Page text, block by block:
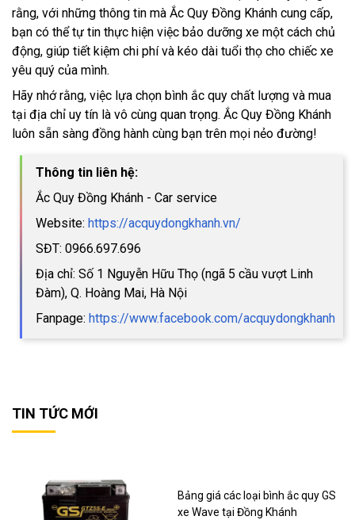
rằng, với những thông tin mà Ắc Quy Đồng Khánh cung cấp,
bạn có thể tự tin thực hiện việc bảo dưỡng xe một cách chủ
động, giúp tiết kiệm chi phí và kéo dài tuổi thọ cho chiếc xe
yêu quý của mình.
Hãy nhớ rằng, việc lựa chọn bình ắc quy chất lượng và mua
tại địa chỉ uy tín là vô cùng quan trọng. Ắc Quy Đồng Khánh
luôn sẵn sàng đồng hành cùng bạn trên mọi nẻo đường!
Thông tin liên hệ:
Ắc Quy Đồng Khánh - Car service
Website: https://acquydongkhanh.vn/
SĐT: 0966.697.696
Địa chỉ: Số 1 Nguyễn Hữu Thọ (ngã 5 cầu vượt Linh
Đàm), Q. Hoàng Mai, Hà Nội
Fanpage: https://www.facebook.com/acquydongkhanh
TIN TỨC MỚI
Bảng giá các loại bình ắc quy GS
xe Wave tại Đồng Khánh